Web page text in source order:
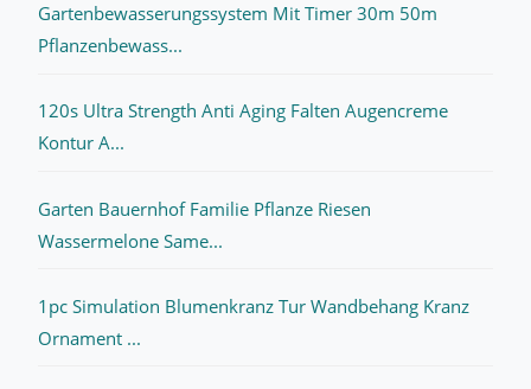
Gartenbewasserungssystem Mit Timer 30m 50m
Pflanzenbewass...
120s Ultra Strength Anti Aging Falten Augencreme
Kontur A...
Garten Bauernhof Familie Pflanze Riesen
Wassermelone Same...
1pc Simulation Blumenkranz Tur Wandbehang Kranz
Ornament ...